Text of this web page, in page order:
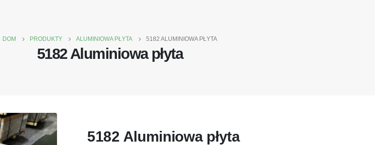
DOM PRODUKTY ALUMINIOWA PŁYTA 5182 ALUMINIOWA PŁYTA
5182 Aluminiowa płyta
5182 Aluminiowa płyta